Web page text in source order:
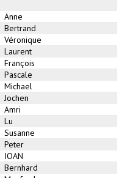
Anne
Bertrand
Véronique
Laurent
François
Pascale
Michael
Jochen
Amri
Lu
Susanne
Peter
IOAN
Bernhard